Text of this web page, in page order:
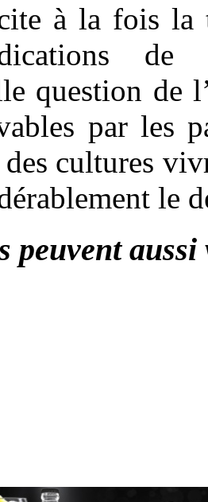
à la fois la
de
question de
par les
cultures
le
peuvent